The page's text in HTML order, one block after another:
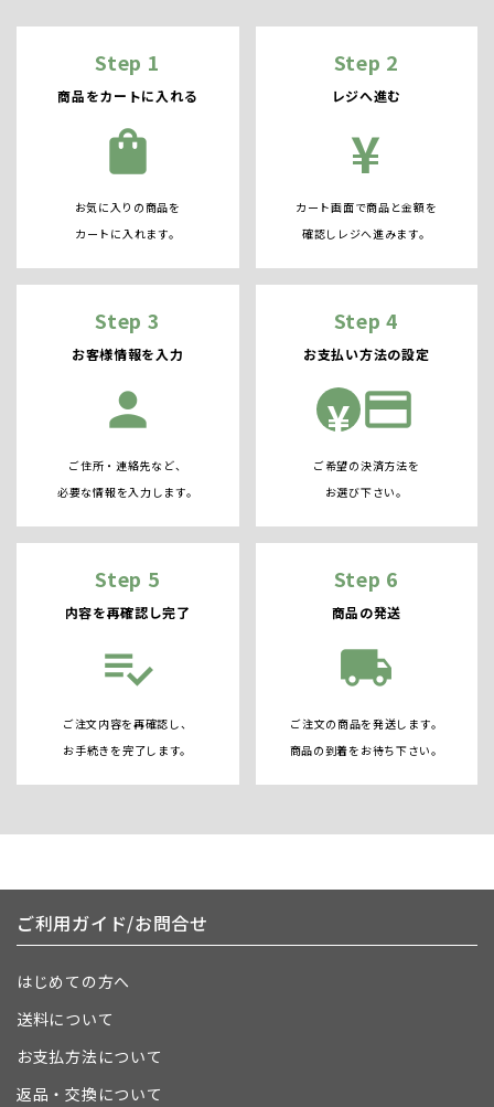
Step 1
商品をカートに入れる
shopping_bag
お気に入りの商品を
カートに入れます。
Step 2
レジへ進む
¥
カート画面で商品と金額を
確認しレジへ進みます。
Step 3
お客様情報を入力
person
ご住所・連絡先など、
必要な情報を入力します。
Step 4
お支払い方法の設定
¥ credit_card
ご希望の決済方法を
お選び下さい。
Step 5
内容を再確認し完了
playlist_add_check
ご注文内容を再確認し、
お手続きを完了します。
Step 6
商品の発送
local_shipping
ご注文の商品を発送します。
商品の到着をお待ち下さい。
ご利用ガイド/お問合せ
はじめての方へ
送料について
お支払方法について
返品・交換について